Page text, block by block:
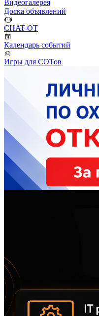
Видеогалерея
Доска объявлений
CHAT-OT
Календарь событий
Игры для СОТов